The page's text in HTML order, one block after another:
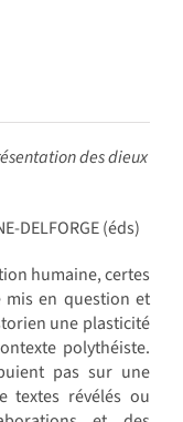
des dieux
DELFORGE (éds)
humaine, certes
mis en question et
une plasticité
polythéiste.
pas sur une
textes révélés ou